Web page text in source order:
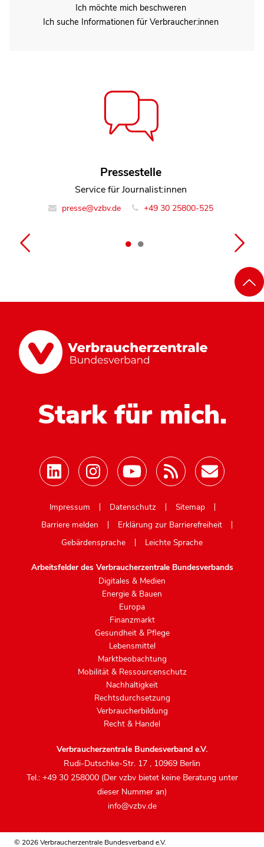
Ich möchte mich beschweren
Ich suche Informationen für Verbraucher:innen
Pressestelle
Service für Journalist:innen
presse@vzbv.de +49 30 25800-525
Mara Schläfke
Referentin Gesundheitspolitik
info@vzbv.de +49 30 25800-0
Stark für mich.
Impressum
Datenschutz
Sitemap
Barriere melden
Erklärung zur Barrierefreiheit
Gebärdensprache
Leichte Sprache
Arbeitsfelder des Verbraucherzentrale Bundesverbands
Digitales & Medien
Energie & Bauen
Europa
Finanzmarkt
Gesundheit & Pflege
Lebensmittel
Marktbeobachtung
Mobilität & Ressourcenschutz
Nachhaltigkeit
Rechtsdurchsetzung
Verbraucherbildung
Recht & Handel
Verbraucherzentrale Bundesverband e.V.
Rudi-Dutschke-Str. 17 , 10969 Berlin
Tel.: +49 30 258000 (Der vzbv bietet keine Beratung unter
dieser Nummer an)
info@vzbv.de
© 2026 Verbraucherzentrale Bundesverband e.V.